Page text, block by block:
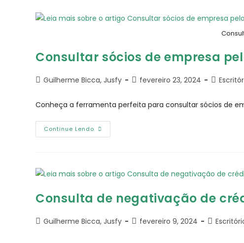
Consultar sócios de empresa
Guilherme Bicca, Jusfy fevereiro 23, 2024
Conheça a ferramenta perfeita para consultar sócios de
Continue Lendo
Consulta de negativação de
Guilherme Bicca, Jusfy fevereiro 9, 2024